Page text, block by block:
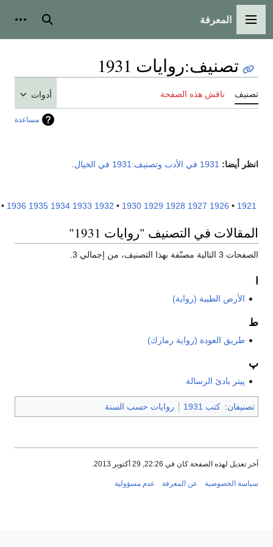
الرئيسية
المعرفة بحث أدوات
تصنيف:روايات 1931
ناقش هذه الصفحة
مساعدة
أيضا: 1931 في الأدب وتصنيف:1931 في الخيال .
•
1926
1927
1928
1929
1930
•
1932
1933
1934
1935
1936
•
1941
في التصنيف "روايات 1931"
مصنّفة بهذا التصنيف، من إجمالي 3.
الأرض الطيبة (رواية)
طريق العودة (رواية رمارك)
پيتر بادئ الرسالة
: كتب 1931 روايات حسب السنة
لهذه الصفحة كان في 22:26, 29 أكتوبر 2013.
الخصوصية عن المعرفة عدم مسؤولية